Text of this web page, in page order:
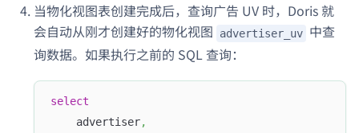
当物化视图表创建完成后，查询广告 UV 时，Doris 就
会自动从刚才创建好的物化视图
advertiser_uv 中查
询数据。如果执行之前的 SQL 查询：
select
    advertiser
,